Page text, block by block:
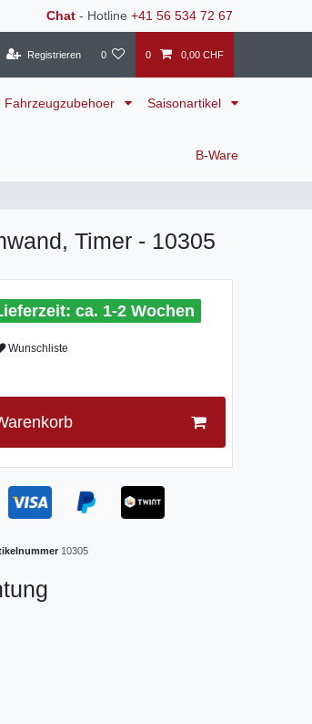
Chat - Hotline +41 56 534 72 67
Registrieren 0 0 0,00 CHF
Fahrzeugzubehoer Saisonartikel
B-Ware
Timer - 10305
ca. 1-2 Wochen
Wunschliste
10305